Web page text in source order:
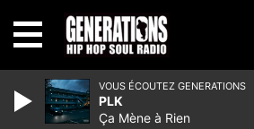
VOUS ÉCOUTEZ GENERATIONS
PLK
Ça Mène à Rien